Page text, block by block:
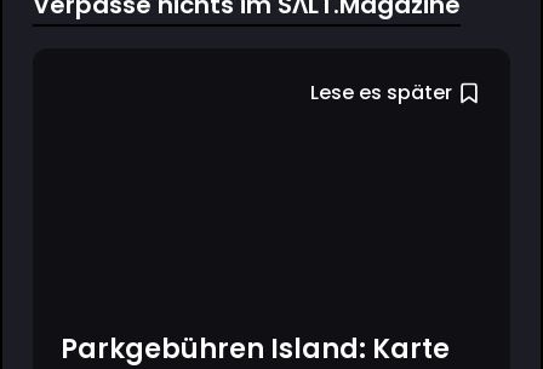
Lese es später
Parkgebühren Island: Karte